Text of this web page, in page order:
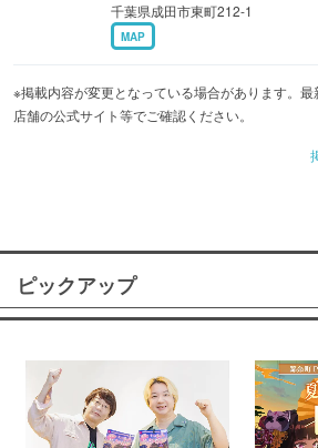
千葉県成田市東町212-1
MAP
※掲載内容が変更となっている場合があります。最
店舗の公式サイト等でご確認ください。
ピックアップ